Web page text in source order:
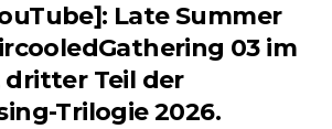
Late Summer
03 im
dritter Teil der
Trilogie 2026.